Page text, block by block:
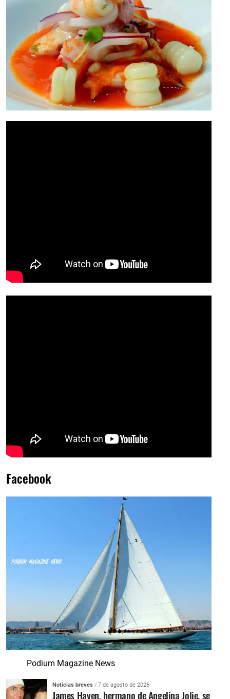
Facebook
Podium Magazine News
Noticias breves / 7 de agosto de 2026
James Haven, hermano de Angelina Jolie, se